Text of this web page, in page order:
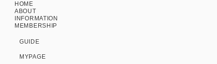
HOME
ABOUT
INFORMATION
MEMBERSHIP
GUIDE
MYPAGE